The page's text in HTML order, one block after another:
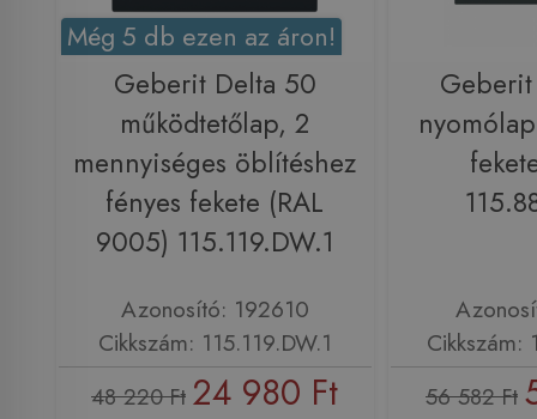
Még 5 db ezen az áron!
Geberit Delta 50
működtetőlap, 2
mennyiséges öblítéshez
fényes fekete (RAL
9005) 115.119.DW.1
Azonosító: 192610
Cikkszám: 115.119.DW.1
48 220 Ft 24 980 Ft
Cikkszám:
56 582 Ft